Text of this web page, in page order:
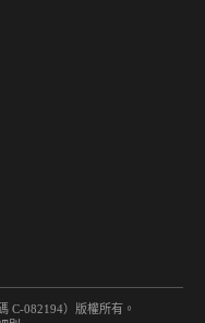
C-082194）版權所有。